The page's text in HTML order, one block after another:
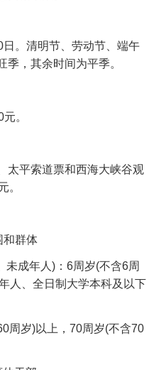
。清明节、劳动节、端午
，其余时间为平季。
。
太平索道票和西海大峡谷观
。
和群体
未成年人)：6周岁(不含6周
人、全日制大学本科及以下
周岁)以上，70周岁(不含70